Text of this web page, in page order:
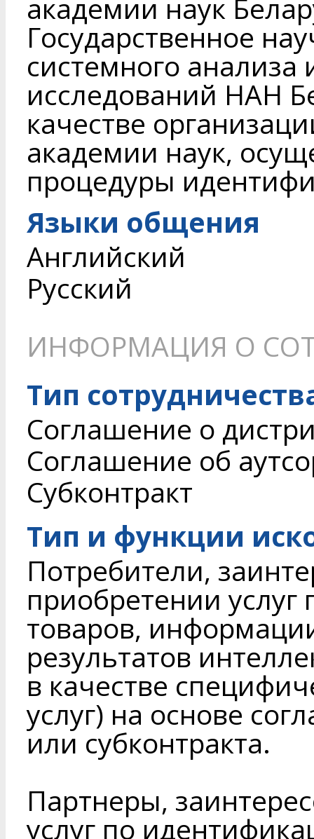
академии наук
Государственное
системного анализа
исследований НАН
качестве
академии наук,
процедуры
Языки общения
Английский
Русский
ИНФОРМАЦИЯ О
Тип
Соглашение о
Соглашение об
Субконтракт
Тип и функции
Потребители,
приобретении
товаров,
результатов
в качестве
услуг) на основе
или субконтракта.
Партнеры,
услуг по